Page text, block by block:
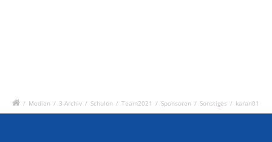
/ Medien / 3-Archiv / Schulen / Team2021 / Sponsoren / Sonstiges / karan01